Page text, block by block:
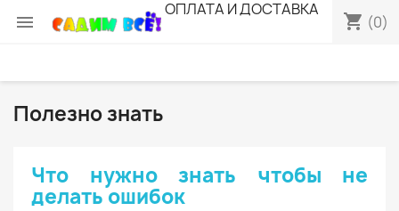
 shopping_cart (0)
ОПЛАТА И ДОСТАВКА
Полезно знать
Что нужно знать чтобы не
делать ошибок